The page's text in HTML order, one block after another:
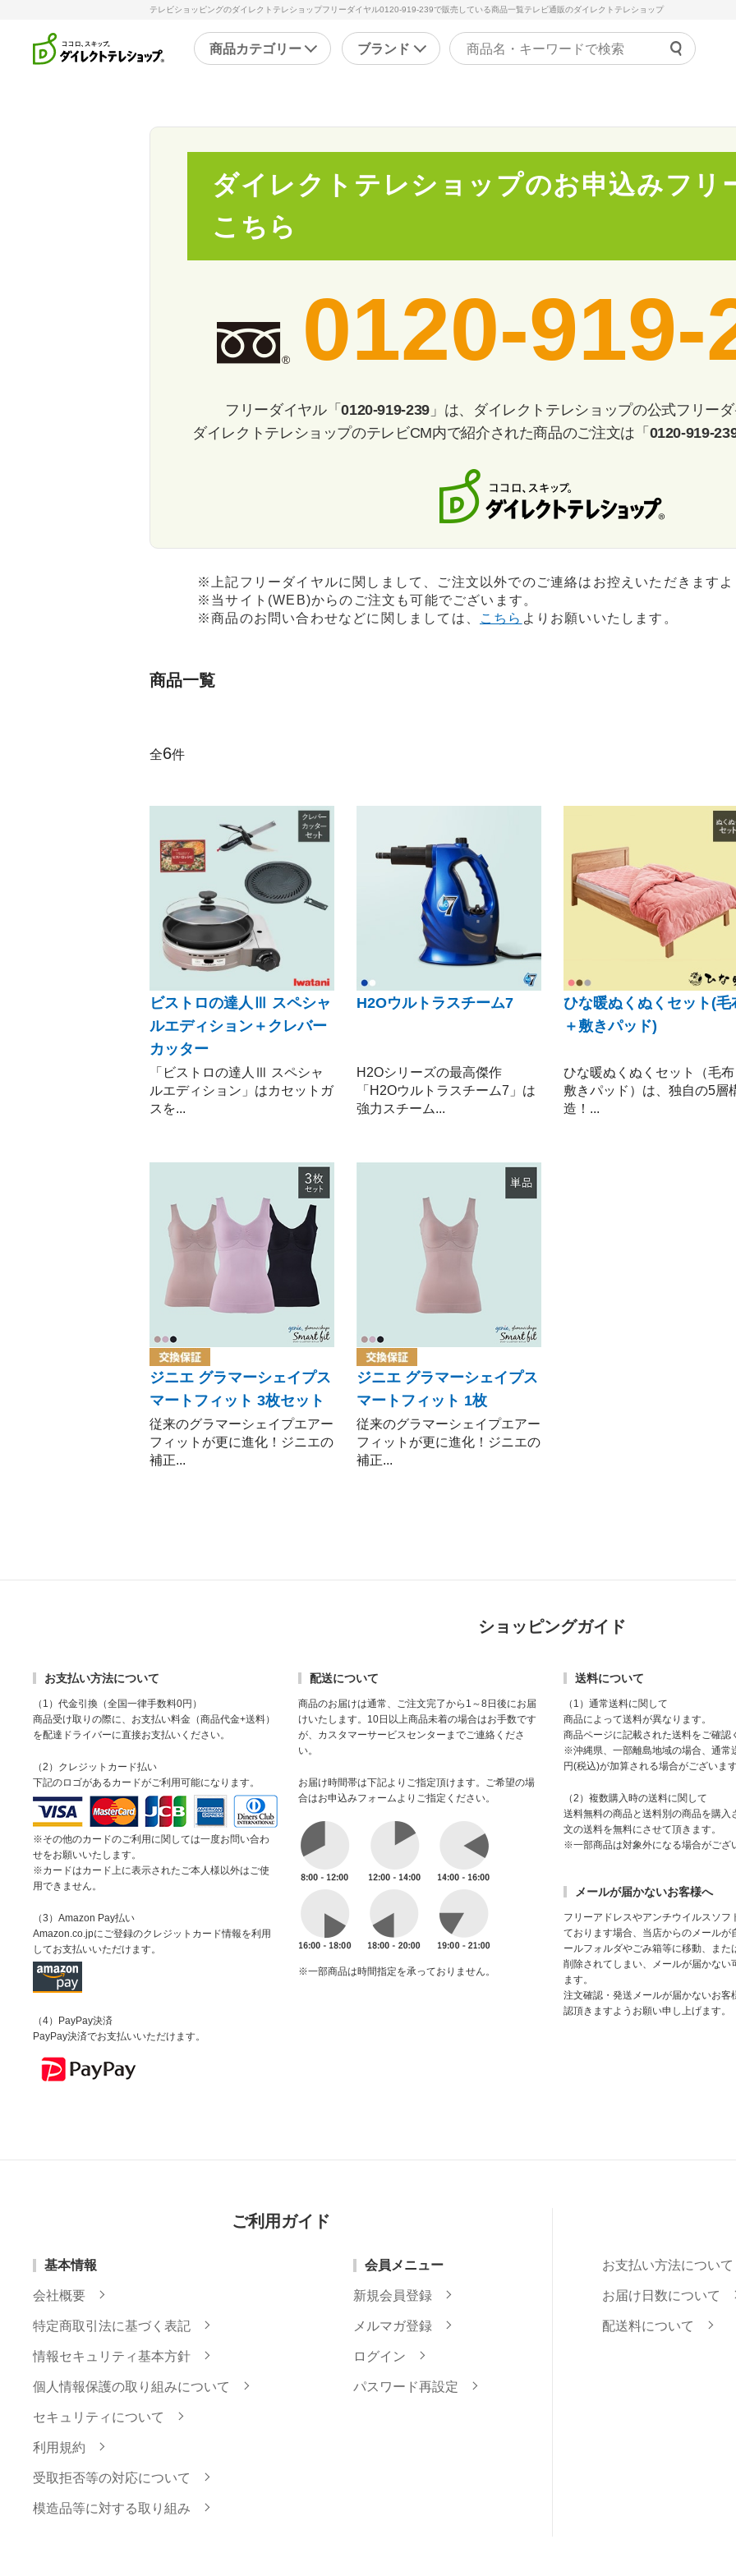
テレビショッピングのダイレクトテレショップフリーダイヤル0120-919-239で販売している商品一覧テレビ通販のダイレクトテレショップ
商品カテゴリー ブランド
ご利用
受付時間
補正下着
マッサージチェア
健康器具・健康グッズ
レディース美容器具
エクササイズ
ダイレクトテレショップのお申込みフリ
こちら
0120-919-
フリーダイヤル「0120-919-239」は、ダイレクトテレショップの公式フリーダ
ダイレクトテレショップのテレビCM内で紹介された商品のご注文は「 0120-919-
※上記フリーダイヤルに関しまして、ご注文以外でのご連絡はお控えいただきますよ
※当サイト(WEB)からのご注文も可能でございます。
※商品のお問い合わせなどに関しましては、
こちら よりお願いいたします。
商品一覧
全6件
ビストロの達人Ⅲ スペシャ
ルエディション＋クレバー
カッター
「ビストロの達人Ⅲ スペシャ
ルエディション」はカセットガ
スを...
H2Oウルトラスチーム7
H2Oシリーズの最高傑作
「H2Oウルトラスチーム7」は
強力スチーム...
ひな暖ぬくぬくセット(毛
＋敷きパッド)
ひな暖ぬくぬくセット（毛布
敷きパッド）は、独自の5層
造！...
ジニエ グラマーシェイプス
マートフィット 3枚セット
従来のグラマーシェイプエアー
フィットが更に進化！ジニエの
補正...
ジニエ グラマーシェイプス
マートフィット 1枚
従来のグラマーシェイプエアー
フィットが更に進化！ジニエの
補正...
ショッピングガイド
お支払い方法について
（1）代金引換（全国一律手数料0円）
商品受け取りの際に、お支払い料金（商品代金+送料）
を配達ドライバーに直接お支払いください。
（2）クレジットカード払い
下記のロゴがあるカードがご利用可能になります。
※その他のカードのご利用に関しては一度お問い合わ
せをお願いいたします。
※カードはカード上に表示されたご本人様以外はご使
用できません。
（3）Amazon Pay払い
Amazon.co.jpにご登録のクレジットカード情報を利用
してお支払いいただけます。
（4）PayPay決済
PayPay決済でお支払いいただけます。
配送について
商品のお届けは通常、ご注文完了から1～8日後にお届
けいたします。10日以上商品未着の場合はお手数です
が、カスタマーサービスセンターまでご連絡くださ
い。
お届け時間帯は下記よりご指定頂けます。ご希望の場
合はお申込みフォームよりご指定ください。
※一部商品は時間指定を承っておりません。
送料について
（1）通常送料に関して
商品によって送料が異なります。
商品ページに記載された送料をご確認
※沖縄県、一部離島地域の場合、通常
円(税込)が加算される場合がございます
（2）複数購入時の送料に関して
送料無料の商品と送料別の商品を購入
文の送料を無料にさせて頂きます。
※一部商品は対象外になる場合がござ
メールが届かないお客様へ
フリーアドレスやアンチウイルスソフ
ております場合、当店からのメールが
ールフォルダやごみ箱等に移動、また
削除されてしまい、メールが届かない
ます。
注文確認・発送メールが届かないお客
認頂きますようお願い申し上げます。
ご利用ガイド
基本情報
会社概要
特定商取引法に基づく表記
情報セキュリティ基本方針
個人情報保護の取り組みについて
セキュリティについて
利用規約
受取拒否等の対応について
模造品等に対する取り組み
会員メニュー
新規会員登録
メルマガ登録
ログイン
パスワード再設定
お支払い方法について
お届け日数について
配送料について